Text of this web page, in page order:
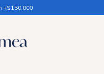
+$150.000